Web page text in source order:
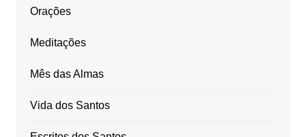
Orações
Meditações
Mês das Almas
Vida dos Santos